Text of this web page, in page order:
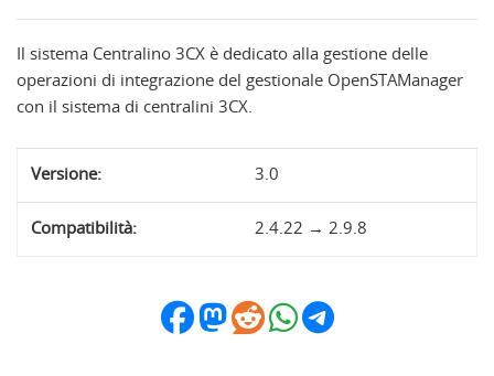
Il sistema Centralino 3CX è dedicato alla gestione delle
operazioni di integrazione del gestionale OpenSTAManager
con il sistema di centralini 3CX.
Versione: 3.0
Compatibilità: 2.4.22 → 2.9.8